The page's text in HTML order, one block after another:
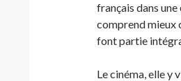
français dans
comprend mieux
font partie
Le cinéma, elle y